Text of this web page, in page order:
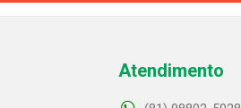
Atendimento